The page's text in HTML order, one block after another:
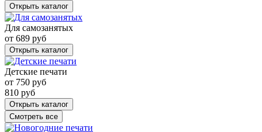
Открыть каталог
Для самозанятых
от 689 руб
Открыть каталог
Детские печати
от 750 руб
810 руб
Открыть каталог
Смотреть все